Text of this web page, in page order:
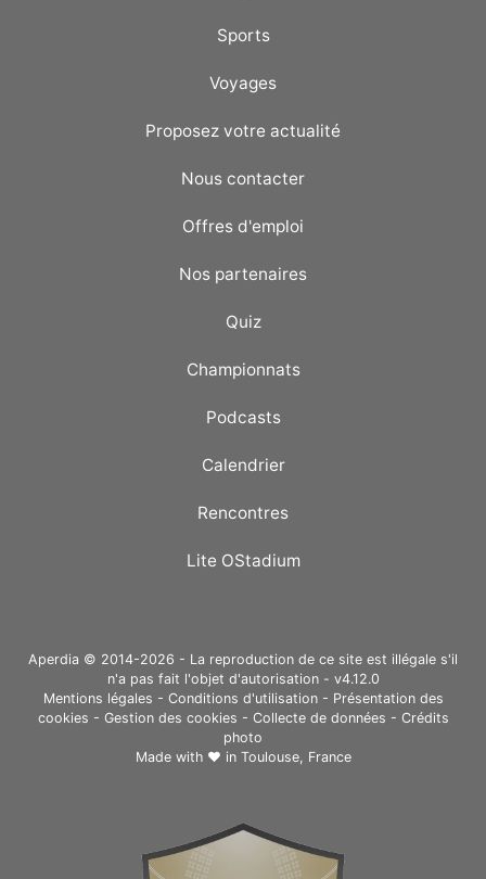
Sports
Voyages
Proposez votre actualité
Nous contacter
Offres d'emploi
Nos partenaires
Quiz
Championnats
Podcasts
Calendrier
Rencontres
Lite OStadium
Aperdia © 2014-2026 - La reproduction de ce site est illégale s'il
n'a pas fait l'objet d'autorisation - v4.12.0
Mentions légales - Conditions d'utilisation- Présentation des
cookies - Gestion des cookies - Collecte de données - Crédits
photo
Made with ❤ in Toulouse, France